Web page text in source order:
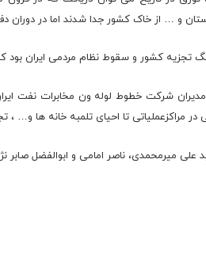
و … از خاک کشور جدا شدند اما در
تجزیه کشور و سقوط نظام مردمی ایران
در مراکزعملیاتی تا احیای تلمبه خانه ها و…
میرمحمدی، ناصر امامی و ابوالفضل صابر